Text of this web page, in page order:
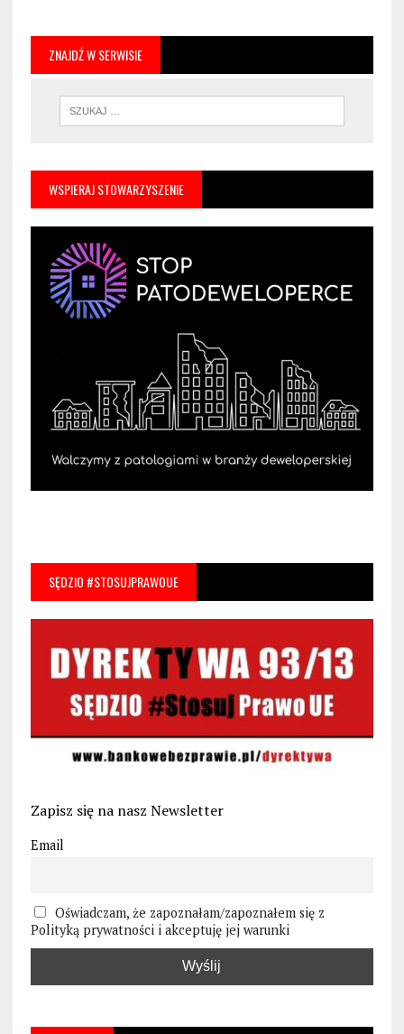
ZNAJDŹ W SERWISIE
WSPIERAJ STOWARZYSZENIE
SĘDZIO #STOSUJPRAWOUE
Zapisz się na nasz Newsletter
Email
Oświadczam, że zapoznałam/zapoznałem się z
Polityką prywatności i akceptuję jej warunki